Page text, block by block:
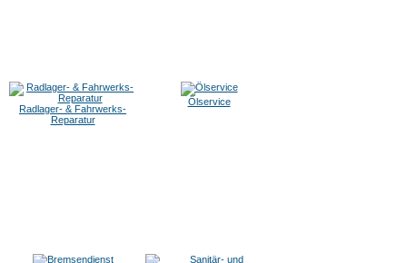
Radlager- & Fahrwerks-
Reparatur
Ölservice